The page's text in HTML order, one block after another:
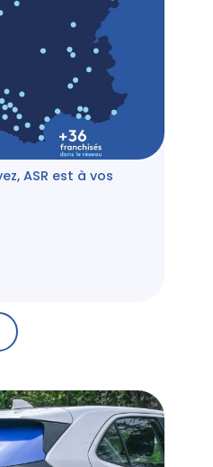
ASR est à vos